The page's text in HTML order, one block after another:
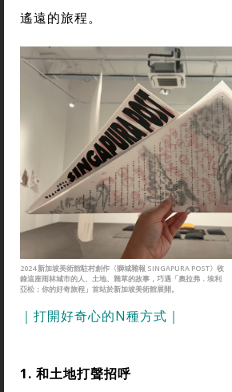
遙遠的旅程。
2024 新加坡美術館駐村創作〈獅城雜報 SINGAPURA POST〉收
錄這座雨林城市的人、土地、雜草的故事，巧遇「奧拉弗．埃利
亞松：你的好奇旅程」首站於新加坡美術館展開。
｜打開好奇心的N種方式｜
1. 和土地打聲招呼